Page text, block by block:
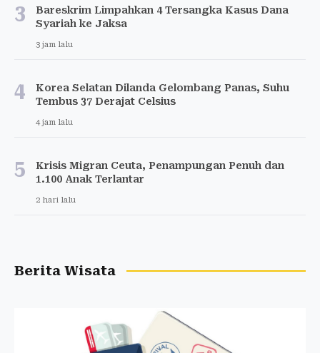
3
Bareskrim Limpahkan 4 Tersangka Kasus Dana
Syariah ke Jaksa
3 jam lalu
4
Korea Selatan Dilanda Gelombang Panas, Suhu
Tembus 37 Derajat Celsius
4 jam lalu
5
Krisis Migran Ceuta, Penampungan Penuh dan
1.100 Anak Terlantar
2 hari lalu
Berita Wisata